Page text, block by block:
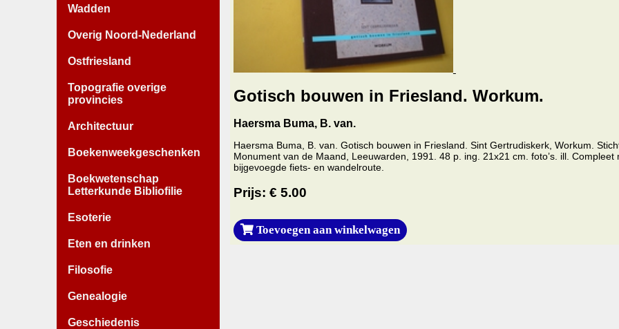
Wadden
Overig Noord-Nederland
Ostfriesland
Topografie overige
provincies
Architectuur
Boekenweekgeschenken
Boekwetenschap
Letterkunde Bibliofilie
Esoterie
Eten en drinken
Filosofie
Genealogie
Geschiedenis
Gotisch bouwen in Friesland. Workum.
Haersma Buma, B. van.
Haersma Buma, B. van. Gotisch bouwen in Friesland. Sint Gertrudiskerk, Workum.
Monument van de Maand, Leeuwarden, 1991. 48 p. ing. 21x21 cm. foto’s. ill. Compleet
bijgevoegde fiets- en wandelroute.
Prijs: € 5.00
Toevoegen aan winkelwagen